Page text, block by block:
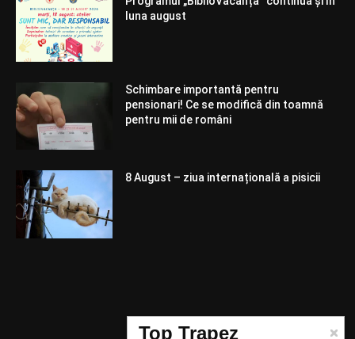
luna august
Schimbare importantă pentru
pensionari! Ce se modifică din toamnă
pentru mii de români
8 August – ziua internațională a pisicii
Telefon:
Top Trapez